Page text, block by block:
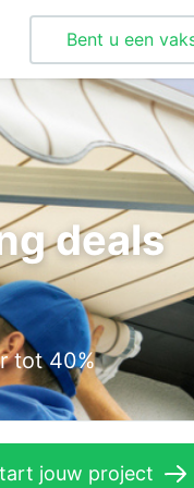
Bent u een
deals
tot 40%
jouw project